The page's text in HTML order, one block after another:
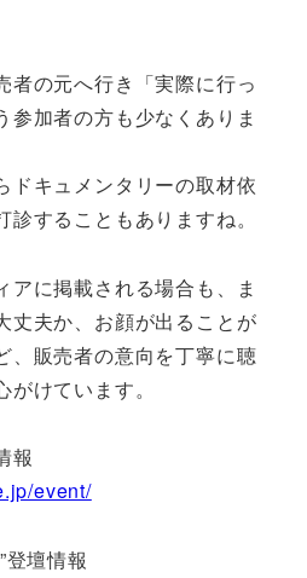
者の元へ行き「実際に行っ
参加者の方も少なくありま
ドキュメンタリーの取材依
することもありますね。
アに掲載される場合も、ま
丈夫か、お顔が出ることが
、販売者の意向を丁寧に聴
けています。
報
event/
登壇情報